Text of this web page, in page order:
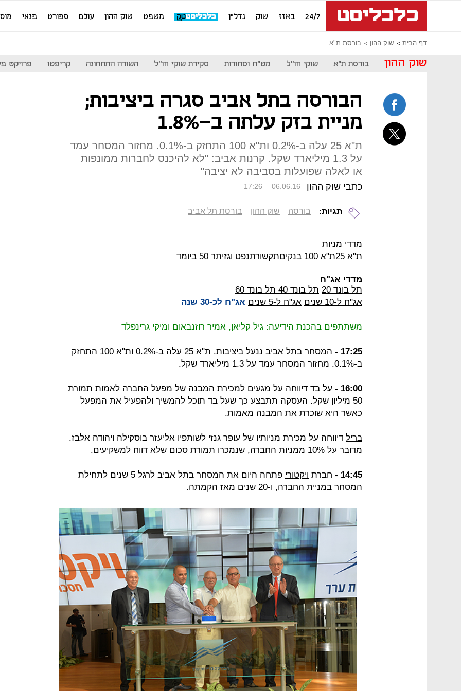
24/7 באזז שוק נדל"ן משפט שוק ההון עולם ספורט פנאי
דף הבית שוק ההון בורסת ת"א
שוק ההון בורסת ת"א שוקי חו"ל מט"ח וסחורות סקירת שוקי חו"ל השורה התחתונה קריפטו פרויקט
הבורסה בתל אביב סגרה ביציבות;
מניית בזק עלתה ב-1.8%
ת"א 25 עלה ב-0.2% ות"א 100 התחזק ב-0.1%. מחזור המסחר עמד
על 1.3 מיליארד שקל. קרנות אביב: "לא להיכנס לחברות ממונפות
או לאלה שפועלות בסביבה לא יציבה"
כתבי שוק ההון 17:26 06.06.16
תגיות: בורסה שוק ההון בורסת תל אביב
מדדי מניות
ת"א 25
ת"א 100 בנקיםתקשורתנפט וגזיתר 50 ביומד
מדדי אג"ח
תל בונד 20
תל בונד 40
תל בונד 60
אג"ח ל-10 שנים
אג"ח ל-5 שנים אג"ח לכ-30 שנה
משתתפים בהכנת הידיעה: גיל קליאן, אמיר רוזנבאום ומיקי גרינפלד
17:25 -
המסחר בתל אביב ננעל ביציבות. ת"א 25 עלה ב-0.2% ות"א 100 התחזק
ב-0.1%. מחזור המסחר עמד על 1.3 מיליארד שקל.
16:00 - על בד דיווחה על מגעים למכירת המבנה של מפעל החברה לאמות תמורת
50 מיליון שקל. העסקה תתבצע כך שעל בד תוכל להמשיך ולהפעיל את המפעל
כאשר היא שוכרת את המבנה מאמות.
בריל דיווחה על מכירת מניותיו של עופר גנזי לשותפיו אליעזר בוסקילה ויהודה אלבז.
מדובר על 10% ממניות החברה, שנמכרו תמורת סכום שלא דווח למשקיעים.
14:45 - חברת ויקטורי
פתחה היום את המסחר בתל אביב לרגל 5 שנים לתחילת
המסחר במניית החברה, ו-20 שנים מאז הקמתה.